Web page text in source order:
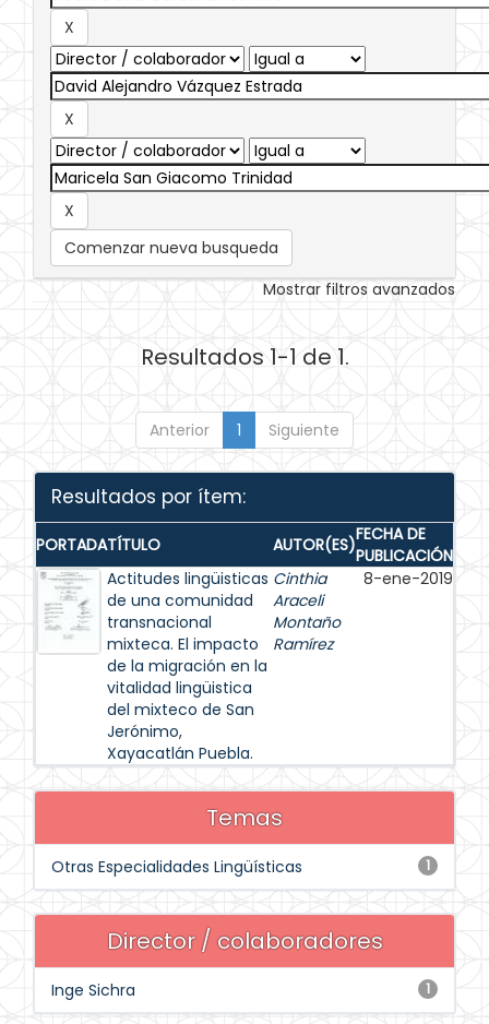
Comenzar nueva busqueda
Mostrar filtros avanzados
Resultados 1-1 de 1.
Anterior 1 Siguiente
Resultados por ítem:
PORTADATÍTULO AUTOR(ES)FECHA DE
PUBLICACIÓN
Actitudes lingüisticas
de una comunidad
transnacional
mixteca. El impacto
de la migración en la
vitalidad lingüistica
del mixteco de San
Jerónimo,
Xayacatlán Puebla.
Cinthia
Araceli
Montaño
Ramírez
8-ene-2019
Temas
1
Otras Especialidades Lingüísticas
Director / colaboradores
1
Inge Sichra